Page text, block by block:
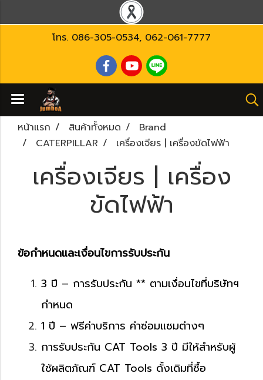
โทร. 086-305-0534, 062-061-7777
หน้าแรก สินค้าทั้งหมด
Brand
CATERPILLAR
เครื่องเจียร | เครื่องขัดไฟฟ้า
เครื่องเจียร | เครื่อง
ขัดไฟฟ้า
ข้อกำหนดและเงื่อนไขการรับประกัน
3 ปี – การรับประกัน ** ตามเงื่อนไขที่บริษัทฯ
กำหนด
1 ปี – ฟรีค่าบริการ ค่าซ่อมแซมต่างๆ
การรับประกัน CAT Tools 3 ปี มีให้สำหรับผู้
ใช้ผลิตภัณฑ์ CAT Tools ดั้งเดิมที่ซื้อ